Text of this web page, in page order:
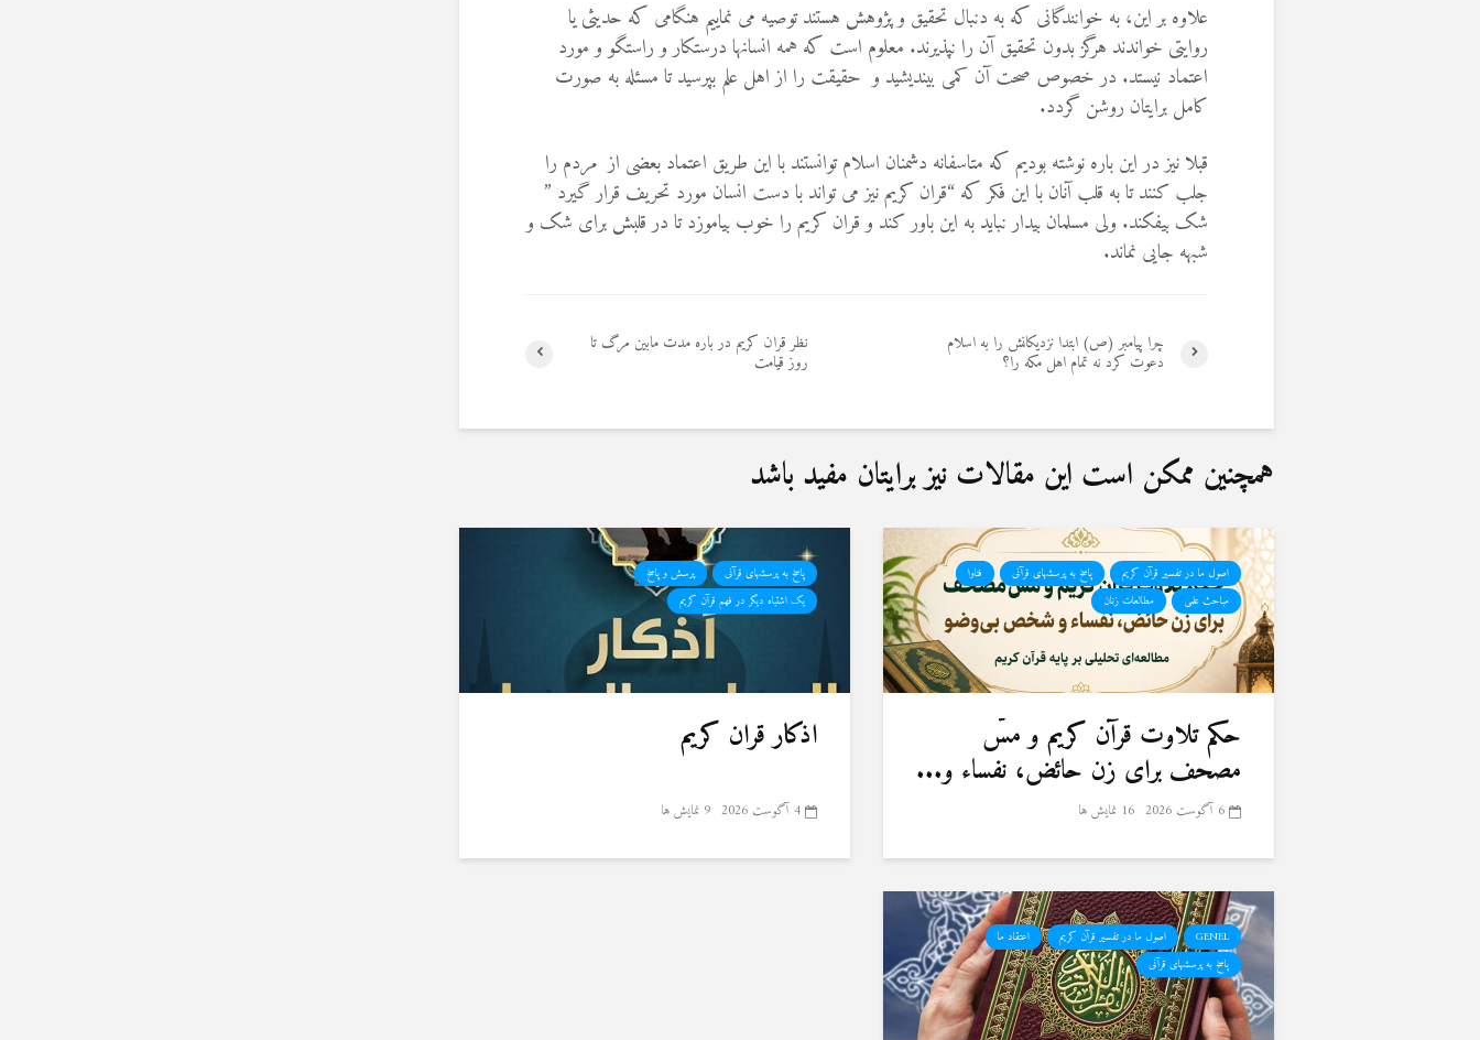
علاوه بر این، به خوانندگانی که به دنبال تحقیق و پژوهش هستند توصیه می نماییم هنگامی که حدیثی یا
روایتی خواندند هرگز بدون تحقیق آن را نپذیرند. معلوم است که همه انسانها درستکار و راستگو و مورد
اعتماد نیستد. در خصوص صحت آن کمی بیندیشید و حقیقت را از اهل علم بپرسید تا مسئله به صورت
کامل برایتان روشن گردد.
قبلا نیز در این باره نوشته بودیم که متاسفانه دشمنان اسلام توانستند با این طریق اعتماد بعضی از مردم را
جلب کنند تا به قلب آنان با این فکر که “قران کریم نیز می تواند با دست انسان مورد تحریف قرار گیرد ”
شک بیفکند. ولی مسلمان بیدار نباید به این باور کند و قران کریم را خوب بیاموزد تا در قلبش برای شک و
شبهه جایی نماند.
نظر قران کریم در باره مدت مابین مرگ تا
روز قیامت
چرا پیامبر (ص) ابتدا نزدیکانش را به اسلام
دعوت کرد نه تمام اهل مکه را؟
همچنین ممکن است این مقالات نیز برایتان مفید باشد
اصول ما در تفسیر قرآن کریم پاسخ به پرسشهای قرآنی
فتاوا
مباحث علمی
مطالعات زنان
حكم تلاوت قرآن كريم و مسّ
مصحف برای زن حائض، نفساء و...
6 آگوست 2026 16 نمایش ها
پاسخ به پرسشهای قرآنی
پرسش و پاسخ
یک اشتباه دیگر در فهم قرآن کریم
اذکار قران کریم
4 آگوست 2026 9 نمایش ها
GENEL اصول ما در تفسیر قرآن کریم
اعتقاد ما
پاسخ به پرسشهای قرآنی